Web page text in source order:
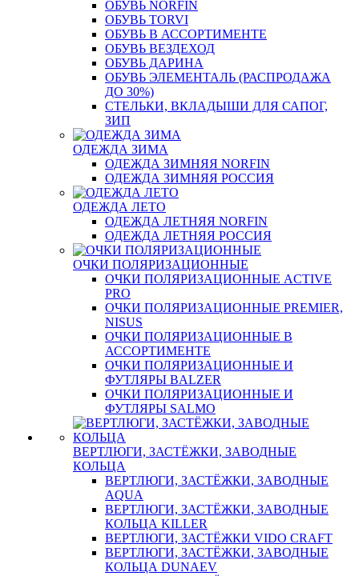
ОБУВЬ NORFIN
ОБУВЬ TORVI
ОБУВЬ В АССОРТИМЕНТЕ
ОБУВЬ ВЕЗДЕХОД
ОБУВЬ ДАРИНА
ОБУВЬ ЭЛЕМЕНТАЛЬ (РАСПРОДАЖА
ДО 30%)
СТЕЛЬКИ, ВКЛАДЫШИ ДЛЯ САПОГ,
ЗИП
ОДЕЖДА ЗИМА
ОДЕЖДА ЗИМНЯЯ NORFIN
ОДЕЖДА ЗИМНЯЯ РОССИЯ
ОДЕЖДА ЛЕТО
ОДЕЖДА ЛЕТНЯЯ NORFIN
ОДЕЖДА ЛЕТНЯЯ РОССИЯ
ОЧКИ ПОЛЯРИЗАЦИОННЫЕ
ОЧКИ ПОЛЯРИЗАЦИОННЫЕ ACTIVE
PRO
ОЧКИ ПОЛЯРИЗАЦИОННЫЕ PREMIER,
NISUS
ОЧКИ ПОЛЯРИЗАЦИОННЫЕ В
АССОРТИМЕНТЕ
ОЧКИ ПОЛЯРИЗАЦИОННЫЕ И
ФУТЛЯРЫ BALZER
ОЧКИ ПОЛЯРИЗАЦИОННЫЕ И
ФУТЛЯРЫ SALMO
ВЕРТЛЮГИ, ЗАСТЁЖКИ, ЗАВОДНЫЕ
КОЛЬЦА
ВЕРТЛЮГИ, ЗАСТЁЖКИ, ЗАВОДНЫЕ
AQUA
ВЕРТЛЮГИ, ЗАСТЁЖКИ, ЗАВОДНЫЕ
КОЛЬЦА KILLER
ВЕРТЛЮГИ, ЗАСТЁЖКИ VIDO CRAFT
ВЕРТЛЮГИ, ЗАСТЁЖКИ, ЗАВОДНЫЕ
КОЛЬЦА DUNAEV